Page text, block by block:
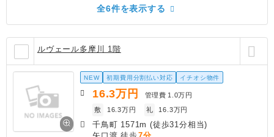
全6件を表示する
ルヴェール多摩川 1階
NEW 初期費用分割払い対応 イチオシ物件
16.3万円 管理費 1.0万円
敷
16.3万円 礼 16.3万円
千鳥町 1571m (徒歩31分相当)